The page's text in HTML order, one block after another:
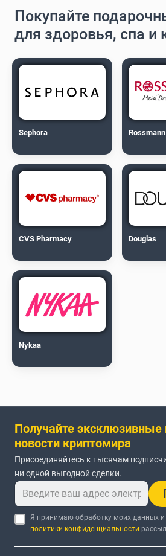
Покупайте
для здоровья, спа и
Sephora Rossmann
CVS Pharmacy Douglas
Nykaa
Получайте
новости криптомира
Присоединяйтесь к тысячам
ни одной выгодной сделки.
Я принимаю обработку моих данных
политики конфиденциальности